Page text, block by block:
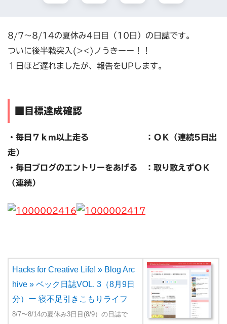
8/7〜8/14の夏休み4日目（10日）の日誌です。
ついに後半戦突入(><)ノうきーー！！
１日ほど遅れましたが、報告をUPします。
■目標達成確認
・毎日７ｋｍ以上走る ：ＯＫ（連続5日出
走）
・毎日ブログのエントリーをあげる ：取り敢えずＯＫ
（連続）
Hacks for Creative Life! » Blog Arc
hive » ベック日誌VOL. 3（8月9日
分）ー 寝不足引きこもりライフ
8/7〜8/14の夏休み3日目(8/9）の日誌で